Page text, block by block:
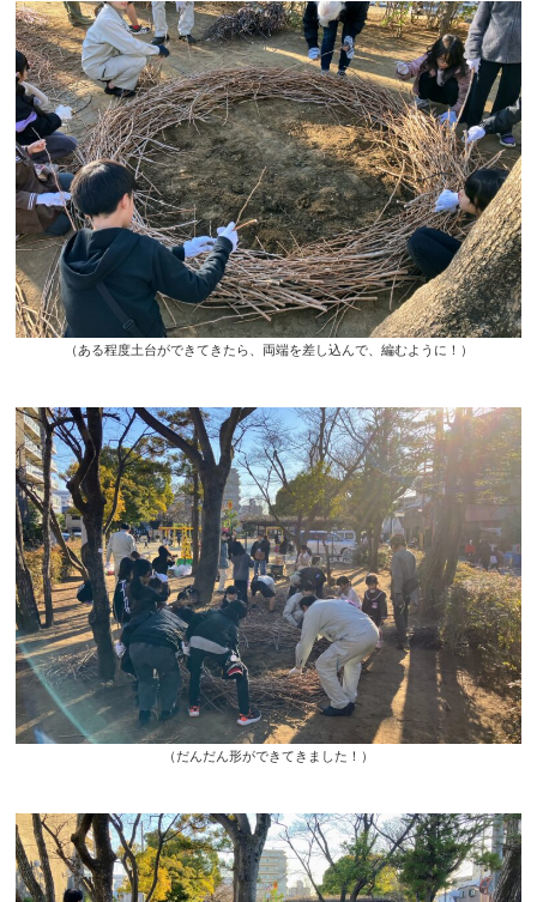
（ある程度土台ができてきたら、両端を差し込んで、編むように！）
（だんだん形ができてきました！）